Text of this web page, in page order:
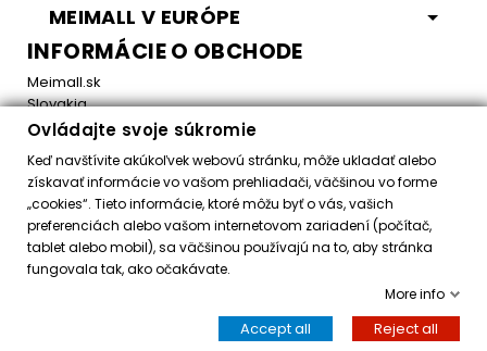
MEIMALL V EURÓPE
INFORMÁCIE O OBCHODE
Meimall.sk
Slovakia
Email:office@meimall.sk
Control your Privacy
Všetky práva vyhradené ©
Ovládajte svoje súkromie
Keď navštívite akúkoľvek webovú stránku, môže ukladať alebo
získavať informácie vo vašom prehliadači, väčšinou vo forme
„cookies“. Tieto informácie, ktoré môžu byť o vás, vašich
preferenciách alebo vašom internetovom zariadení (počítač,
tablet alebo mobil), sa väčšinou používajú na to, aby stránka
fungovala tak, ako očakávate.
More info
Accept all Reject all